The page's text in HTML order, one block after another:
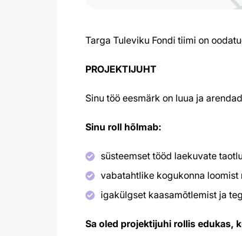
Targa Tuleviku Fondi tiimi on
PROJEKTIJUHT
Sinu töö eesmärk on luua ja
Sinu roll hõlmab:
süsteemset tööd laekuvate
vabatahtlike kogukonna loomist
igakülgset kaasamõtlemist ja
Sa oled projektijuhi rollis edukas,